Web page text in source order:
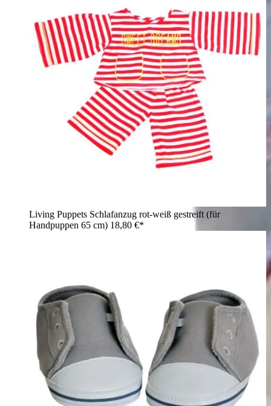
Living Puppets Schlafanzug rot-weiß gestreift (für
Handpuppen 65 cm) 18,80 €*